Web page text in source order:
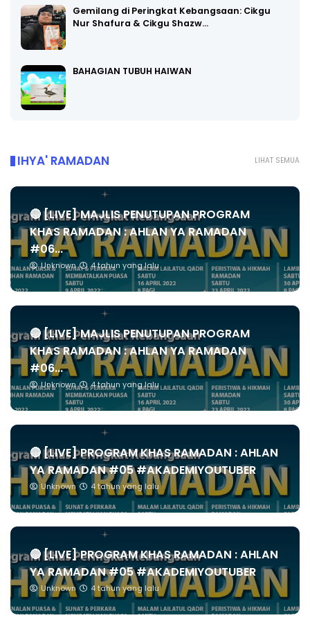
Gemilang di Peringkat Kebangsaan: Cikgu
Nur Shafura & Cikgu Shazw…
BAHAGIAN TUBUH HAIWAN
LIHAT SEMUA
IHYA' RAMADAN
🔴 [LIVE] MAJLIS PENUTUPAN PROGRAM
KHAS RAMADAN : AHLAN YA RAMADAN
#06...
Unknown 4 tahun yang lalu
🔴 [LIVE] MAJLIS PENUTUPAN PROGRAM
KHAS RAMADAN : AHLAN YA RAMADAN
#06...
Unknown 4 tahun yang lalu
🔴 [LIVE] PROGRAM KHAS RAMADAN : AHLAN
YA RAMADAN #05 #AKADEMIYOUTUBER
Unknown 4 tahun yang lalu
🔴 [LIVE] PROGRAM KHAS RAMADAN : AHLAN
YA RAMADAN #05 #AKADEMIYOUTUBER
Unknown 4 tahun yang lalu